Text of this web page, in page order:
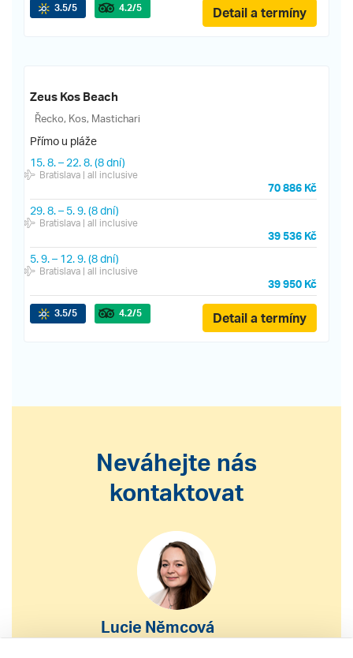
3.5/5 4.2/5 Detail a termíny
Zeus Kos Beach
Řecko, Kos, Mastichari
Přímo u pláže
15. 8.– 22. 8.(8 dní)
Bratislava| all inclusive
70 886 Kč
29. 8.– 5. 9.(8 dní)
Bratislava| all inclusive
39 536 Kč
5. 9.– 12. 9.(8 dní)
Bratislava| all inclusive
39 950 Kč
3.5/5 4.2/5 Detail a termíny
Neváhejte nás
kontaktovat
Lucie Němcová